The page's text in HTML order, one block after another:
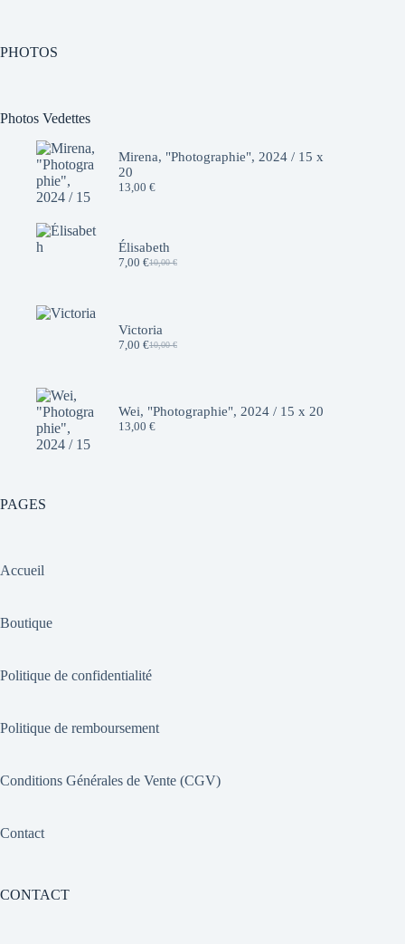
PHOTOS
Photos Vedettes
Mirena, "Photographie", 2024 / 15 x
20
13,00 €
Élisabeth
10,00€
Le
10,00 €.
7,00 €Le
7,00 €.
Victoria
10,00€
Le
10,00 €.
7,00 €Le
7,00 €.
Wei, "Photographie", 2024 / 15 x 20
13,00 €
PAGES
Accueil
Boutique
Politique de confidentialité
Politique de remboursement
Conditions Générales de Vente (CGV)
Contact
CONTACT